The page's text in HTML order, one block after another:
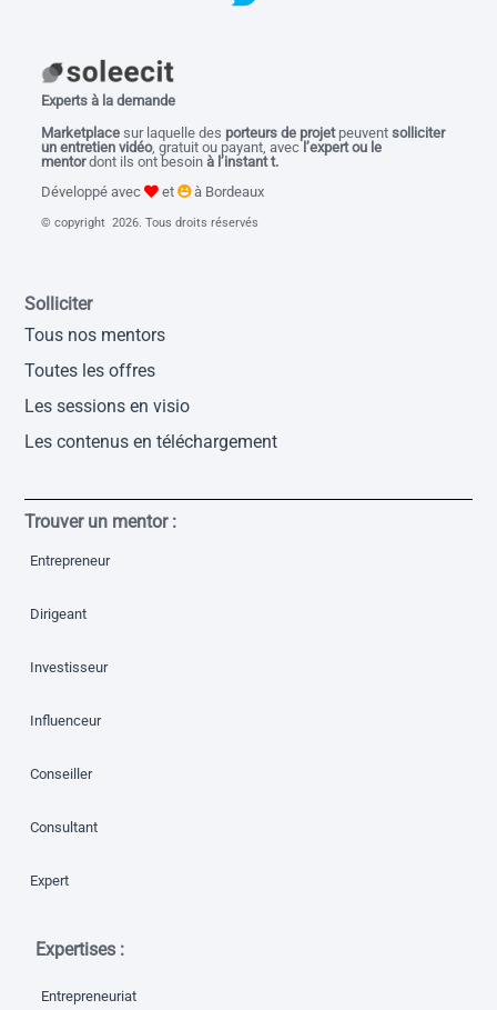
Experts à la demande
Marketplace sur laquelle des porteurs de projet peuventsolliciter
un entretien vidéo, gratuit ou payant, avec l’expert ou le
mentordont ils ont besoinà l’instant t.
Développé avec
et à Bordeaux
© copyright 2026. Tous droits réservés
Solliciter
Tous nos mentors
Toutes les offres
Les sessions en visio
Les contenus en téléchargement
Trouver un mentor :
Entrepreneur
Dirigeant
Investisseur
Influenceur
Conseiller
Consultant
Expert
Expertises :
Entrepreneuriat